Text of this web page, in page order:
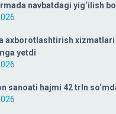
navbatdagi yig‘ilish
axborotlashtirish xizmatlari
yetdi
sanoati hajmi 42 trln